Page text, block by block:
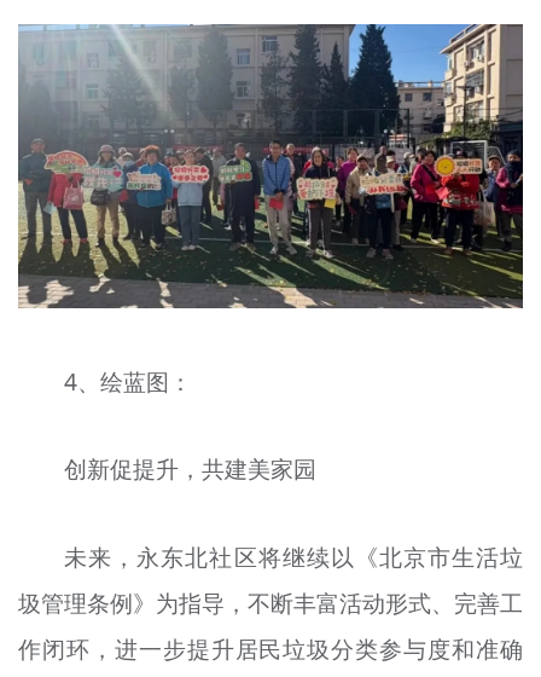
4、绘蓝图：
创新促提升，共建美家园
未来，永东北社区将继续以《北京市生活垃
圾管理条例》为指导，不断丰富活动形式、完善工
作闭环，进一步提升居民垃圾分类参与度和准确